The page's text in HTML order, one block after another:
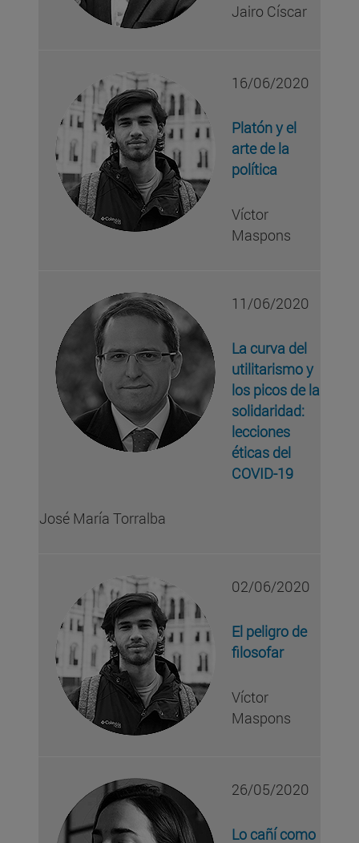
Jairo Císcar
16/06/2020
Platón y el
arte de la
política
Víctor
Maspons
11/06/2020
La curva del
utilitarismo y
los picos de la
solidaridad:
lecciones
éticas del
COVID-19
José María Torralba
02/06/2020
El peligro de
filosofar
Víctor
Maspons
26/05/2020
Lo cañí como